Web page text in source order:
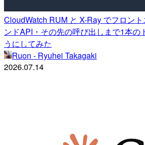
CloudWatch RUM と X-Ray でフロン
ンドAPI・その先の呼び出しまで1本の
うにしてみた
Ruon - Ryuhei Takagaki
2026.07.14